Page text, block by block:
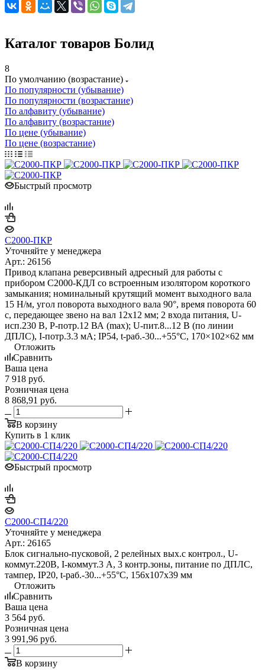
Каталог товаров Болид
8
По умолчанию (возрастание)
По популярности (убывание)
По популярности (возрастание)
По алфавиту (убывание)
По алфавиту (возрастание)
По цене (убывание)
По цене (возрастание)
Быстрый просмотр
С2000-ПКР
Уточняйте у менеджера
Арт.: 26156
Привод клапана реверсивный адресный для работы с
прибором С2000-КДЛ со встроенным изолятором короткого
замыкания; номинальный крутящий момент выходного вала
15 Н/м, угол поворота выходного вала 90°, время поворота 60
с, передающее звено на вал 12х12 мм; 2 входа питания, U-
исп.230 В, P-потр.12 ВА (max); U-пит.8...12 В (по линии
ДПЛС), I-потр.3.3 мА; IP54, t-раб.-30...+55°С, 170×102×62 мм
Отложить
Сравнить
Ваша цена
7 918 руб.
Розничная цена
8 868,91 руб.
В корзину
Купить в 1 клик
Быстрый просмотр
С2000-СП4/220
Уточняйте у менеджера
Арт.: 26165
Блок сигнально-пусковой, 2 релейных вых.с контрол., U-
коммут.220В, I-коммут.3 А, 3 контр.зоны, питание по ДПЛС,
тампер, IP20, t-раб.-30...+55°C, 156х107х39 мм
Отложить
Сравнить
Ваша цена
3 564 руб.
Розничная цена
3 991,96 руб.
В корзину